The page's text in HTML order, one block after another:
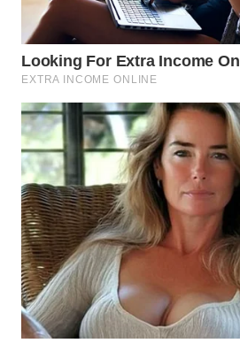
LANGKAT
WN
TAPANULI
WN
TANJUNG
LESUNG
WN
KARO
WN
SIMALUNGUN